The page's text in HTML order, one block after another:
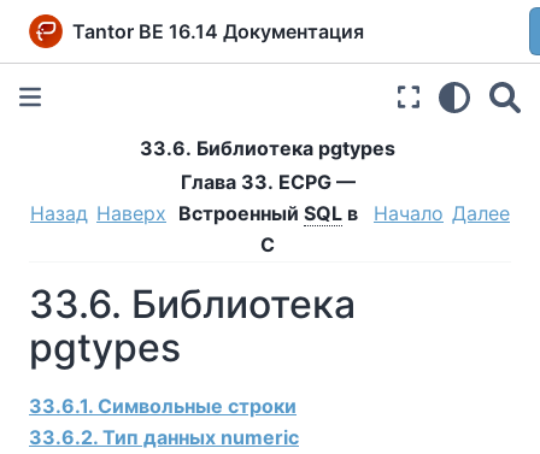
Tantor BE 16.14 Документация
33.6. Библиотека pgtypes
Назад Наверх
Глава 33. ECPG—
Встроенный SQLв
C
Начало Далее
33.6. Библиотека
pgtypes
33.6.1. Символьные строки
33.6.2. Тип данных numeric